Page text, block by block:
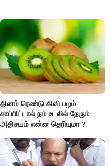
தினம் ரெண்டு கிவி பழம்
சாப்பிட்டால் நம் உடலில் நேரும்
அதிசயம் என்ன தெரியுமா ?